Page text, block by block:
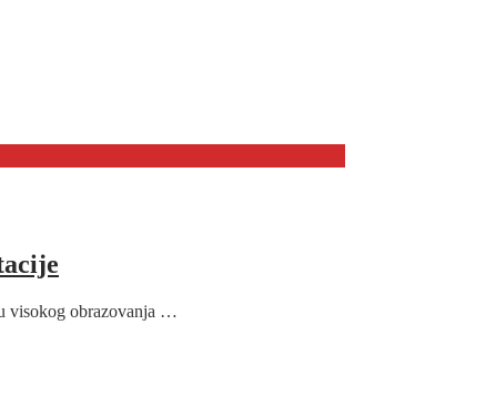
visokog obrazovanja …